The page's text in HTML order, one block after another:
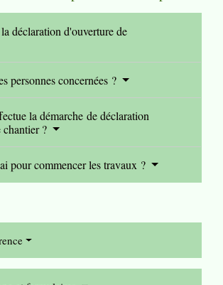
déclaration d'ouverture de
personnes concernées ?
la démarche de déclaration
?
pour commencer les travaux ?